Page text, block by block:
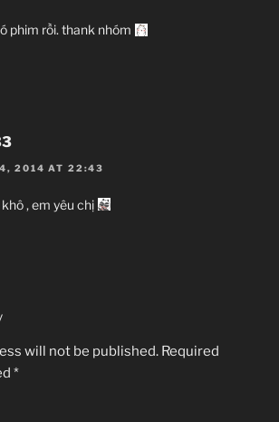
phim rồi. thank nhóm
2014 AT 22:43
, em yêu chị
will not be published. Required
*